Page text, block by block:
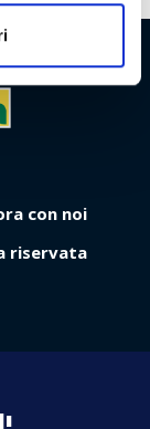
con noi
riservata